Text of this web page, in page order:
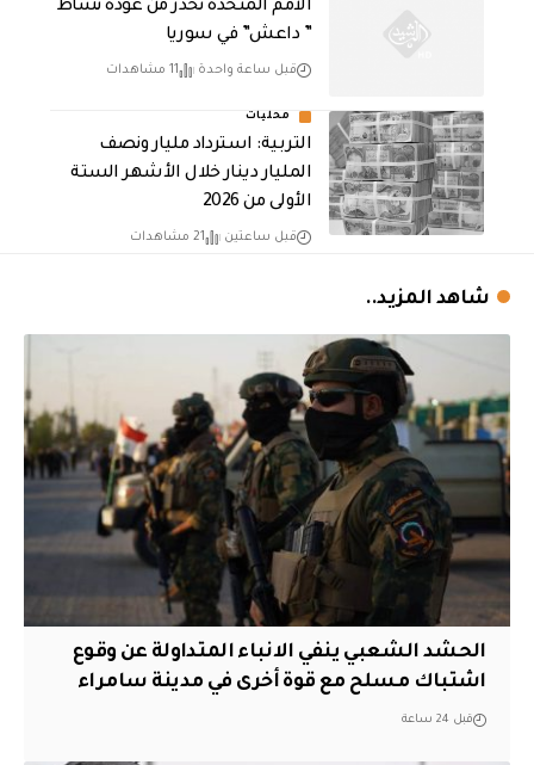
الأمم المتحدة تحذر من عودة نشاط
” داعش” في سوريا
قبل ساعة واحدة 11 مشاهدات
محليات
التربية: استرداد مليار ونصف
المليار دينار خلال الأشهر الستة
الأولى من 2026
قبل ساعتين 21 مشاهدات
شاهد المزيد..
الحشد الشعبي ينفي الانباء المتداولة عن وقوع
اشتباك مسلح مع قوة أخرى في مدينة سامراء
قبل 24 ساعة